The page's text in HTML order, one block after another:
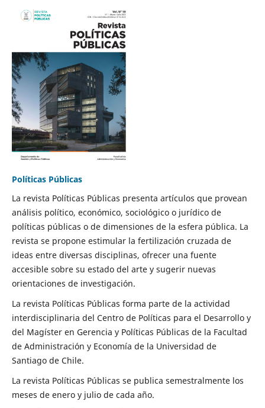
Políticas Públicas
La revista Políticas Públicas presenta artículos que provean
análisis político, económico, sociológico o jurídico de
políticas públicas o de dimensiones de la esfera pública. La
revista se propone estimular la fertilización cruzada de
ideas entre diversas disciplinas, ofrecer una fuente
accesible sobre su estado del arte y sugerir nuevas
orientaciones de investigación.
La revista Políticas Públicas forma parte de la actividad
interdisciplinaria del Centro de Políticas para el Desarrollo y
del Magíster en Gerencia y Políticas Públicas de la Facultad
de Administración y Economía de la Universidad de
Santiago de Chile.
La revista Políticas Públicas se publica semestralmente los
meses de enero y julio de cada año.